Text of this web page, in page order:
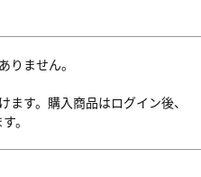
りません。
す。購入商品はログイン後、
。